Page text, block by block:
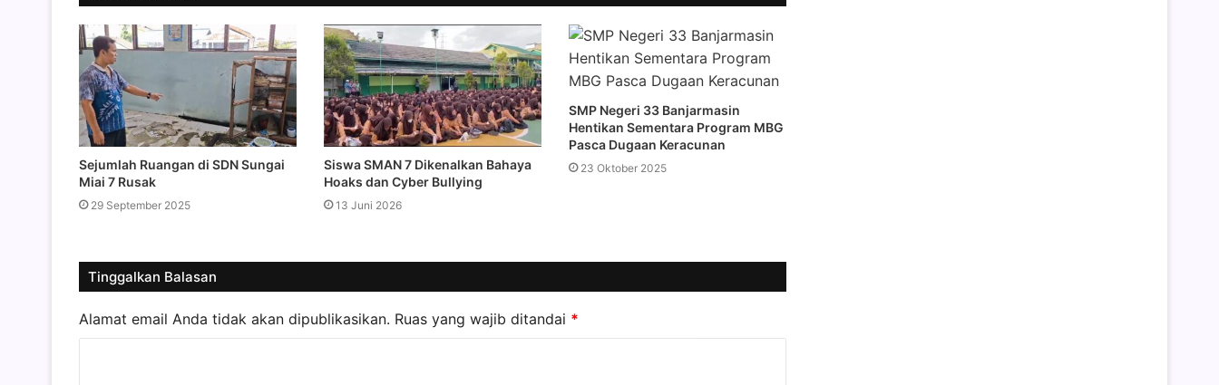
Sejumlah Ruangan di SDN Sungai
Miai 7 Rusak
29 September 2025
Siswa SMAN 7 Dikenalkan Bahaya
Hoaks dan Cyber Bullying
13 Juni 2026
SMP Negeri 33 Banjarmasin
Hentikan Sementara Program MBG
Pasca Dugaan Keracunan
23 Oktober 2025
Tinggalkan Balasan
Alamat email Anda tidak akan dipublikasikan. Ruas yang wajib ditandai *